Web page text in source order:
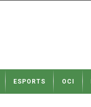
ESPORTS OCI